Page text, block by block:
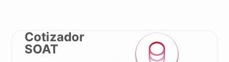
Cotizador
SOAT